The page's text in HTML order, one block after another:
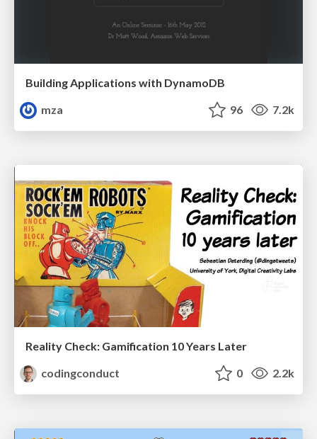
Building Applications with DynamoDB
mza
96 7.2k
Reality Check: Gamification 10 Years Later
codingconduct
0 2.2k